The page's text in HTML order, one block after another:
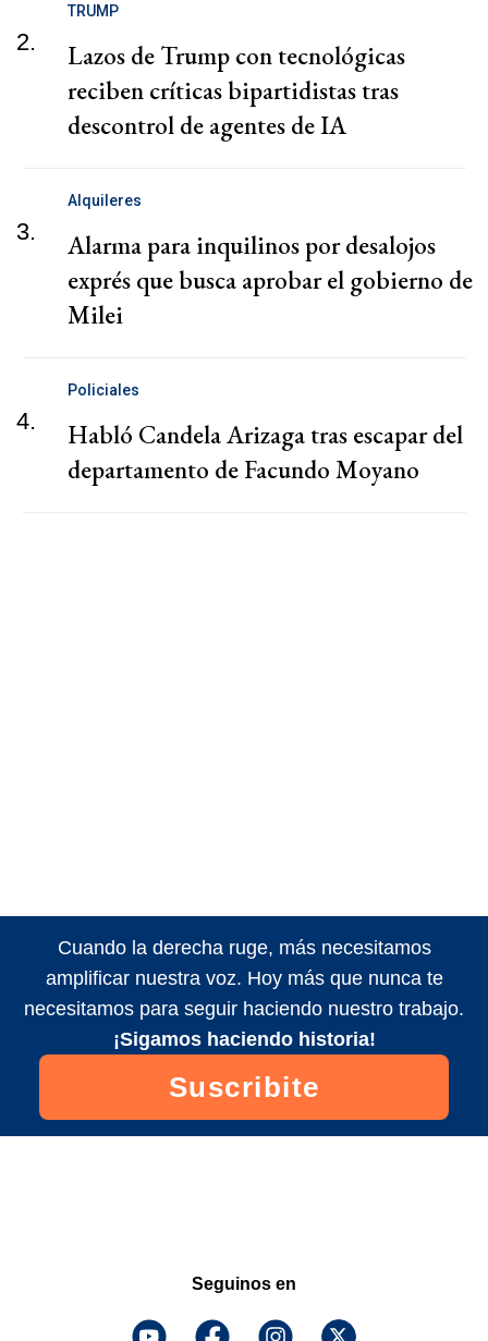
2.
TRUMP
Lazos de Trump con tecnológicas
reciben críticas bipartidistas tras
descontrol de agentes de IA
3.
Alquileres
Alarma para inquilinos por desalojos
exprés que busca aprobar el gobierno de
Milei
4.
Policiales
Habló Candela Arizaga tras escapar del
departamento de Facundo Moyano
Cuando la derecha ruge, más necesitamos
amplificar nuestra voz. Hoy más que nunca te
necesitamos para seguir haciendo nuestro trabajo.
¡Sigamos haciendo historia!
Suscribite
Seguinos en